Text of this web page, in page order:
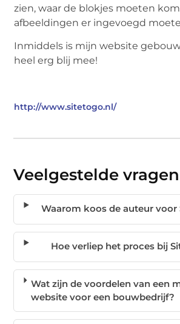
zien, waar de blokjes moeten
afbeeldingen er ingevoegd
Inmiddels is mijn website
heel erg blij mee!
http://www.sitetogo.nl/
Veelgestelde vragen
Waarom koos de auteur voor
Hoe verliep het proces bij
Wat zijn de voordelen van een
website voor een bouwbedrijf?